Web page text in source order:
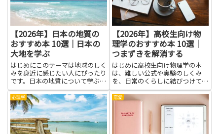
共通...
【2026年】日本の地質の
おすすめ本 10選｜日本の
大地を学ぶ
はじめにこのテーマは地球のしく
みを身近に感じたい人にぴったり
です。日本の地質について学ぶ
と、私たちの住む土地がどう生ま
れ、どう変化してきたのかを知る
ことができます。山と海の境界や
川の流れ方、長い時間の中で形づ
くられた地層の話などを、難しく
な...
【2026年】高校生向け物
理学のおすすめ本 10選｜
つまずきを解消する
はじめに高校生向け物理学の本
は、難しい公式や実験のしくみ
を、日常のくらしに結びつけてく
れる導き手です。本を読むと、な
ぜ物が落ちるのか、どうして車は
ブレーキで止まるのかといった身
近な現象の背後にある考え方が見
えてきます。つまずきを解消する
心理学 恋愛